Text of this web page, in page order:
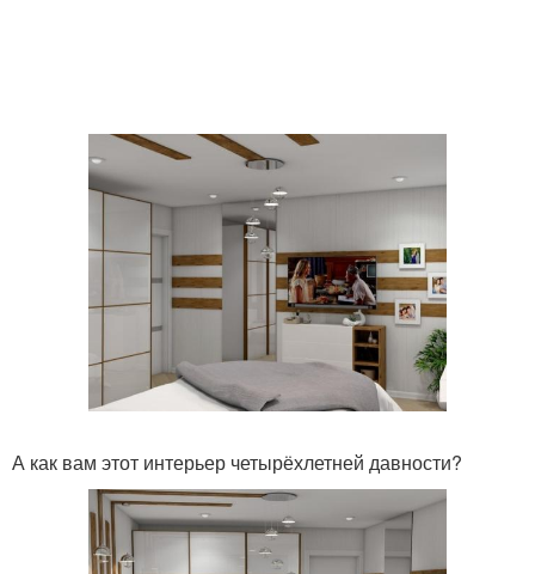
А как вам этот интерьер четырёхлетней давности?